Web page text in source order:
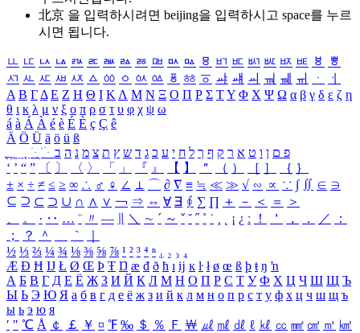
北京 을 입력하시려면 beijing을 입력하시고 space를 누르
시면 됩니다.
ㅥ ㅦ ㅧ ㅨ ㅩ ㅪ ㅫ ㅬ ㅭ ㅮ ㅯ ㅰ ㅱ ㅲ ㅳ ㅴ ㅵ ㅶ ㅷ ㅸ
ㅹ
ㅺ ㅻ ㅼ ㅽ ㅾ ㅿ ㆀ ㆁ ㆂ ㆃ ㆄ ㆅ ㆆ ㆇ ㆈ ㆉ ㆊ ㆋ ㆌ ㆍ
ㆎ
Α Β ΓΔ Ε Ζ Η Θ Ι ΚΛ Μ Ν Ξ Ο Π Ρ Σ ΤΥ Φ Χ Ψ Ω α β γ δ ε ζ η
θ ι κ λ μ ν ξ ο π ρ σ τ υ φ χ ψ ω
á à Á À é è É È ç Ç ê
Ä Ö Ü ä ö ü ß
ִֶֹ ֻּ ׁׂ פ ם ן ו ט א ר ק ף ך ל ח י ע כ ג ד ש ץ ת צ מ נ ה ב
‘ ’ “ ” 〔 〕 〈 〉 「 」 『 』 【 】 ＂ （ ） ［ ］ ｛ ｝
± × ÷ ≠ ≤ ≥ ∞ ∴ ♂ ♀ ∠ ⊥ ⌒ ∂ ∇ ≡ ≒ ≪ ≫ √ ∽ ∝ ∵ ∫ ∬ ∈ ∋
⊆ ⊇ ⊂ ⊃ ∪ ∩ ∧ ∨ ￢ ⇒ ⇔ ∀ ∃ ∮ ∑ ∏ ＋ － ＜ ＝
＞
、
。 · ‥ … ¨ 〃 ― ＼ ∼ ´ ～ ˇ ˘ ˝ ˚ ˙ ¸ ¡ ¿ ː ！ ＇ ， ． ／
：
；
？ ＾ ｀
½ ⅓ ⅔ ¼ ¾ ⅛ ⅜ ⅝ ⅞ ¹ ² ³ ⁴ ⁿ ₁ ₂ ₃ ₄
Æ Ð Ħ Ĳ Ł Ø Œ Þ Ŧ Ŋ æ đ ð ħ ı ĳ ĸ ŀ ł ø œ ß þ ŧ ŋ ŉ
А Б В Г Д Е Ё Ж З И Й К Л М Н О П Р С Т У Ф Х Ц Ч Ш Щ Ъ
Ы Ь Э Ю Я а б в г д е ё ж з и й к л м н о п р с т у ф х ц ч ш щ ъ
ы ь э ю я
′ ″ ℃ Å ￠ ￡ ￥ ¤ ℉ ‰ ＄ ％ Ｆ ￦ ㎕ ㎖ ㎗ ℓ ㎘ ㏄ ㎣ ㎤ ㎥ ㎦